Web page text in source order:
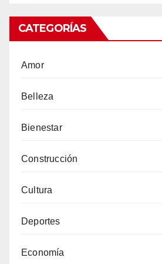
CATEGORÍAS
Amor
Belleza
Bienestar
Construcción
Cultura
Deportes
Economía